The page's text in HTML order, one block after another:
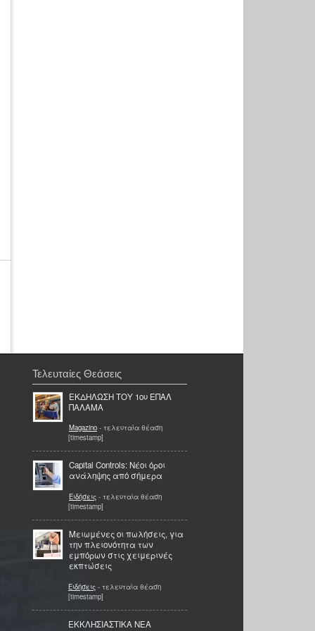
Τελευταίες Θεάσεις
ΕΚΔΗΛΩΣΗ ΤΟΥ 1ου ΕΠΑΛ
ΠΑΛΑΜΑ
Magazino - τελευταία θέαση
[timestamp]
Capital Controls: Νέοι όροι
ανάληψης από σήμερα
Ειδήσεις - τελευταία θέαση
[timestamp]
Μειωμένες οι πωλήσεις, για
την πλειονότητα των
εμπόρων στις χειμερινές
εκπτώσεις
Ειδήσεις - τελευταία θέαση
[timestamp]
ΕΚΚΛΗΣΙΑΣΤΙΚΑ ΝΕΑ